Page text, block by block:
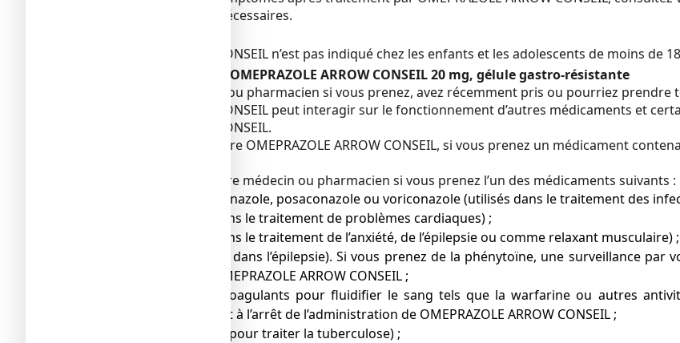
complémentaires sont nécessaires.
OMEPRAZOLE ARROW CONSEIL n’est pas indiqué chez les enfants et les adolescents de moins de
Autres médicaments et OMEPRAZOLE ARROW CONSEIL 20 mg, gélule gastro-résistante
Informez votre médecin ou pharmacien si vous prenez, avez récemment pris ou pourriez
OMEPRAZOLE ARROW CONSEIL peut interagir sur le fonctionnement d’autres médicaments et
OMEPRAZOLE ARROW CONSEIL.
Vous ne devez pas prendre OMEPRAZOLE ARROW CONSEIL, si vous prenez un médicament
Vous devez informer votre médecin ou pharmacien si vous prenez l’un des médicaments suivants :
● kétoconazole, itraconazole, posaconazole ou voriconazole (utilisés dans le traitement des
● digoxine (utilisée dans le traitement de problèmes cardiaques) ;
● diazépam (utilisé dans le traitement de l’anxiété, de l’épilepsie ou comme relaxant musculaire) ;
● phénytoïne (utilisée dans l’épilepsie). Si vous prenez de la phénytoïne, une surveillance
l’administration de OMEPRAZOLE ARROW CONSEIL ;
● médicaments anticoagulants pour fluidifier le sang tels que la warfarine ou autres
nécessaire au début et à l’arrêt de l’administration de OMEPRAZOLE ARROW CONSEIL ;
● rifampicine (utilisée pour traiter la tuberculose) ;